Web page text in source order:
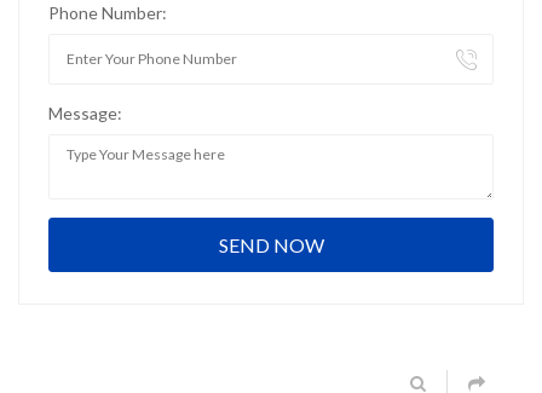
Phone Number:
Message: